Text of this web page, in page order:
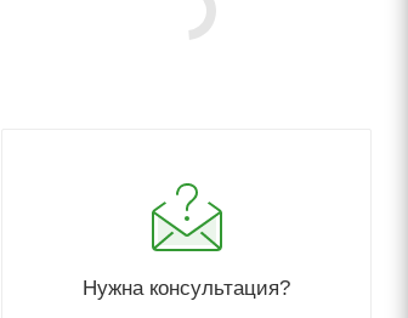
Нужна консультация?